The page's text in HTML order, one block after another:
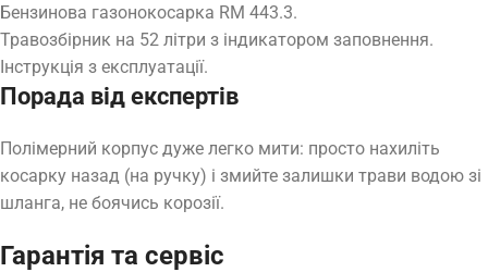
Бензинова газонокосарка RM 443.3.
Травозбірник на 52 літри з індикатором заповнення.
Інструкція з експлуатації.
Порада від експертів
Полімерний корпус дуже легко мити: просто нахиліть
косарку назад (на ручку) і змийте залишки трави водою зі
шланга, не боячись корозії.
Гарантія та сервіс